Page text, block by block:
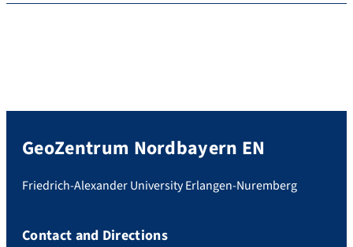
GeoZentrum Nordbayern EN
Friedrich-Alexander University Erlangen-Nuremberg
Contact and Directions